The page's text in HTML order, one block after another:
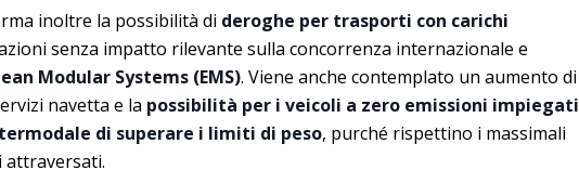
inoltre la possibilità di deroghe per trasporti con carichi
senza impatto rilevante sulla concorrenza internazionale e
Modular Systems (EMS). Viene anche contemplato un aumento di
navetta e la possibilità per i veicoli a zero emissioni impiegati
di superare i limiti di peso, purché rispettino i massimali
attraversati.